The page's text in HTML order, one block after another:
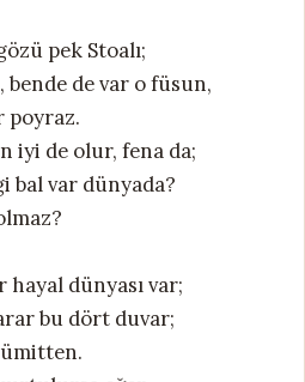
pek Stoalı;
bende de var o füsun,
poyraz.
iyi de olur, fena da;
bal var dünyada?
dünyası var;
bu dört duvar;